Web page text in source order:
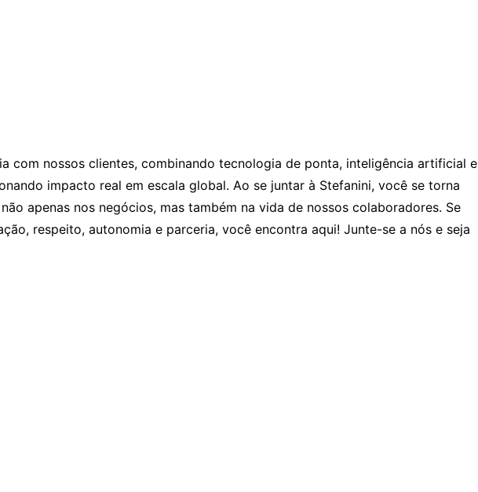
com nossos clientes, combinando tecnologia de ponta, inteligência artificial e
impacto real em escala global. Ao se juntar à Stefanini, você se torna
apenas nos negócios, mas também na vida de nossos colaboradores. Se
respeito, autonomia e parceria, você encontra aqui! Junte-se a nós e seja